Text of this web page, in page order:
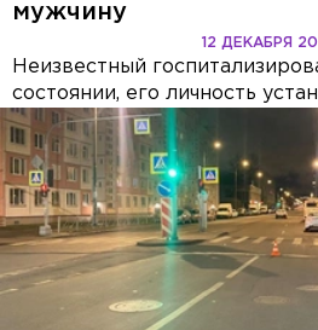
мужчину
12 ДЕКАБРЯ
Неизвестный
состоянии, его личность